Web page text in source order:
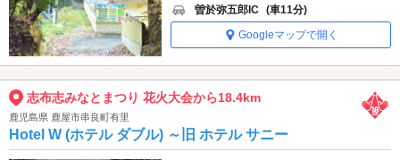
曽於弥五郎IC (車11分)
Googleマップで開く
志布志みなとまつり 花火大会から18.4km
鹿児島県 鹿屋市串良町有里
Hotel W (ホテル ダブル) ～旧 ホテル サニー